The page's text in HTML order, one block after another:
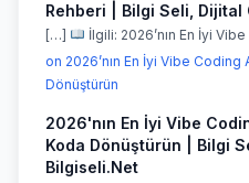
Rehberi | Bilgi Seli,
[…]
İlgili: 2026’nın En İyi
on 2026’nın En İyi Vibe Coding
Dönüştürün
2026'nın En İyi Vibe
Koda Dönüştürün | Bilgi
Bilgiseli.Net